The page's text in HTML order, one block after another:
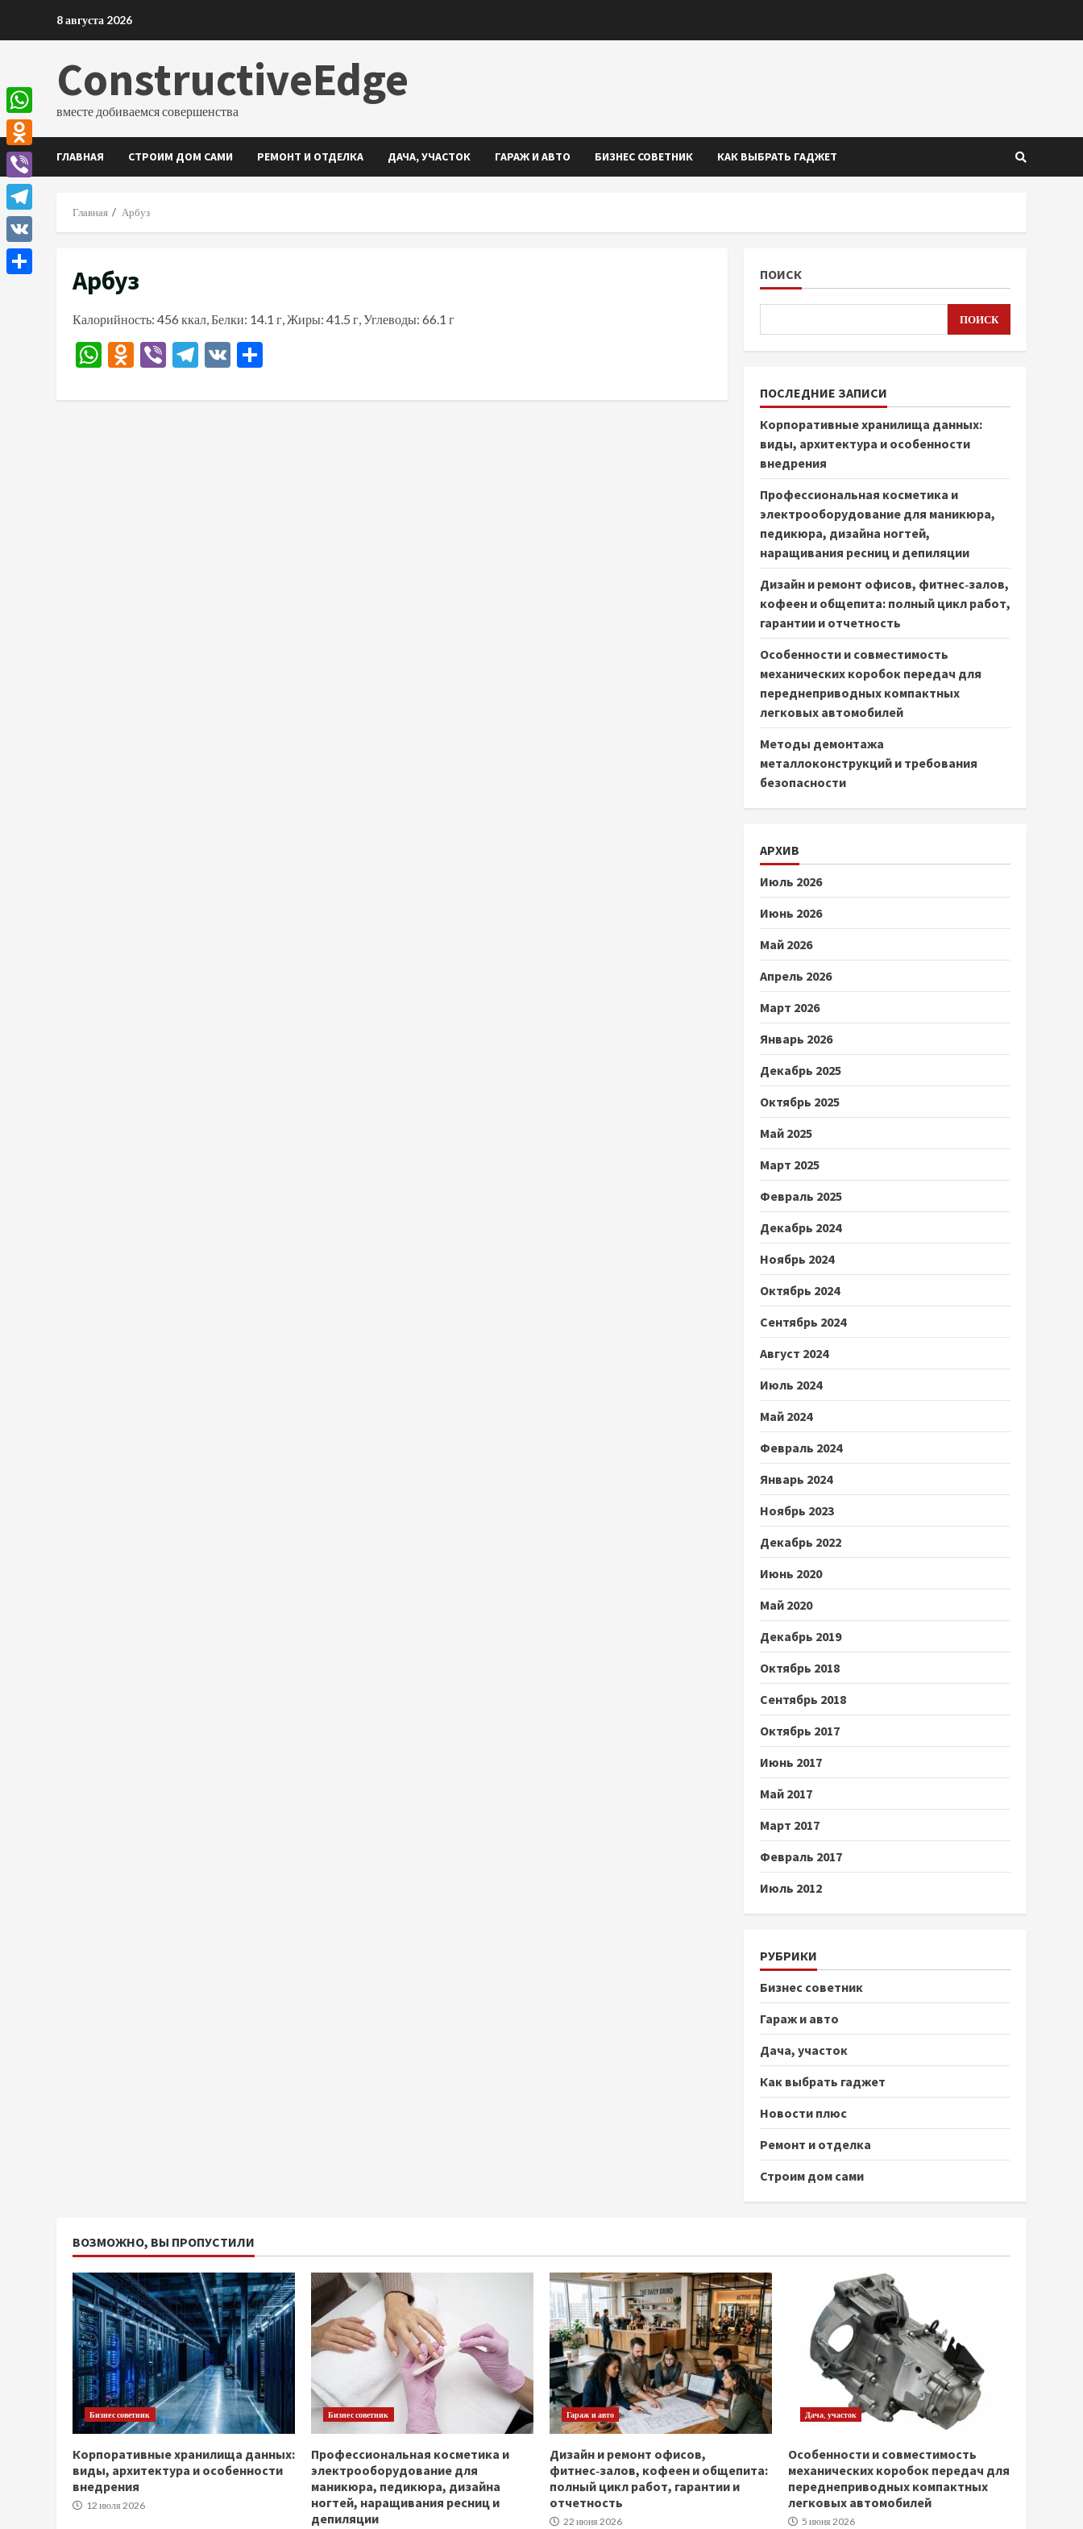
8 августа 2026
ConstructiveEdge
вместе добиваемся совершенства
ГЛАВНАЯ СТРОИМ ДОМ САМИ РЕМОНТ И ОТДЕЛКА ДАЧА, УЧАСТОК ГАРАЖ И АВТО БИЗНЕС СОВЕТНИК КАК ВЫБРАТЬ ГАДЖЕТ
Главная Арбуз
Арбуз
Калорийность: 456 ккал, Белки: 14.1 г, Жиры: 41.5 г, Углеводы: 66.1 г
WhatsApp
Odnoklassniki
ViberTelegram
VK
ПОИСК
ПОИСК
ПОСЛЕДНИЕ ЗАПИСИ
Корпоративные хранилища данных:
виды, архитектура и особенности
внедрения
Профессиональная косметика и
электрооборудование для маникюра,
педикюра, дизайна ногтей,
наращивания ресниц и депиляции
Дизайн и ремонт офисов, фитнес‑залов,
кофеен и общепита: полный цикл работ,
гарантии и отчетность
Особенности и совместимость
механических коробок передач для
переднеприводных компактных
легковых автомобилей
Методы демонтажа
металлоконструкций и требования
безопасности
АРХИВ
Июль 2026
Июнь 2026
Май 2026
Апрель 2026
Март 2026
Январь 2026
Декабрь 2025
Октябрь 2025
Май 2025
Март 2025
Февраль 2025
Декабрь 2024
Ноябрь 2024
Октябрь 2024
Сентябрь 2024
Август 2024
Июль 2024
Май 2024
Февраль 2024
Январь 2024
Ноябрь 2023
Декабрь 2022
Июнь 2020
Май 2020
Декабрь 2019
Октябрь 2018
Сентябрь 2018
Октябрь 2017
Июнь 2017
Май 2017
Март 2017
Февраль 2017
Июль 2012
РУБРИКИ
Бизнес советник
Гараж и авто
Дача, участок
Как выбрать гаджет
Новости плюс
Ремонт и отделка
Строим дом сами
ВОЗМОЖНО, ВЫ ПРОПУСТИЛИ
Бизнес советник
Корпоративные хранилища данных:
виды, архитектура и особенности
внедрения
12 июля 2026
Бизнес советник
Профессиональная косметика и
электрооборудование для
маникюра, педикюра, дизайна
ногтей, наращивания ресниц и
депиляции
Гараж и авто
Дизайн и ремонт офисов,
фитнес‑залов, кофеен и общепита:
полный цикл работ, гарантии и
отчетность
22 июня 2026
Дача, участок
Особенности и совместимость
механических коробок передач для
переднеприводных компактных
легковых автомобилей
5 июня 2026
WhatsApp
Odnoklassniki
Viber
Telegram
VK